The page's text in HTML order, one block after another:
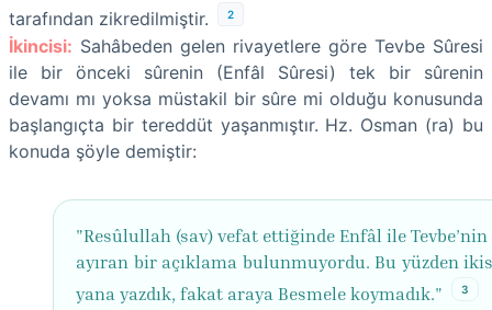
tarafından zikredilmiştir.
2
İkincisi: Sahâbeden gelen rivayetlere göre Tevbe Sûresi
ile bir önceki sûrenin (Enfâl Sûresi) tek bir sûrenin
devamı mı yoksa müstakil bir sûre mi olduğu konusunda
başlangıçta bir tereddüt yaşanmıştır. Hz. Osman (ra) bu
konuda şöyle demiştir:
"Resûlullah (sav) vefat ettiğinde Enfâl ile Tevbe’nin
ayıran bir açıklama bulunmuyordu. Bu yüzden
yana yazdık, fakat araya Besmele koymadık."
3